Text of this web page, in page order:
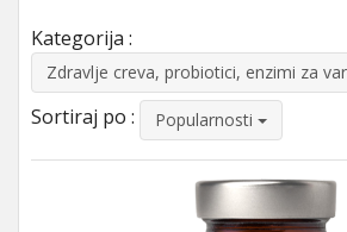
Kategorija :
Zdravlje creva, probiotici, enzimi za
Sortiraj po : Popularnosti